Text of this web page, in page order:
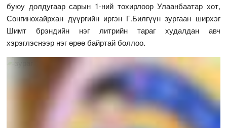
буюу долдугаар сарын 1-ний тохирлоор Улаанбаатар хот,
Сонгинохайрхан дүүргийн иргэн Г.Билгүүн зургаан ширхэг
Шимт брэндийн нэг литрийн тараг худалдан авч
хэрэглэснээр нэг өрөө байртай боллоо.